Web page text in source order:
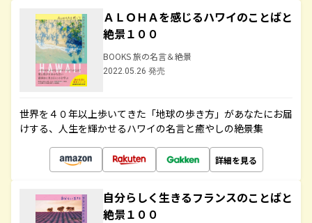
ＡＬＯＨＡを感じるハワイのことばと
絶景１００
BOOKS 旅の名言＆絶景
2022.05.26 発売
世界を４０年以上歩いてきた「地球の歩き方」があなたにお届
けする、人生を輝かせるハワイの名言と癒やしの絶景集
詳細を見る
自分らしく生きるフランスのことばと
絶景１００